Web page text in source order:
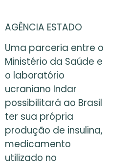
AGÊNCIA ESTADO
Uma parceria entre o
Ministério da Saúde e
o laboratório
ucraniano Indar
possibilitará ao Brasil
ter sua própria
produção de insulina,
medicamento
utilizado no